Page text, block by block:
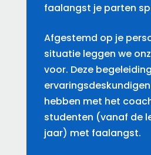
faalangst je parten
Afgestemd op je
situatie leggen we
voor. Deze
hebben met het
studenten (vanaf de
jaar) met faalangst.